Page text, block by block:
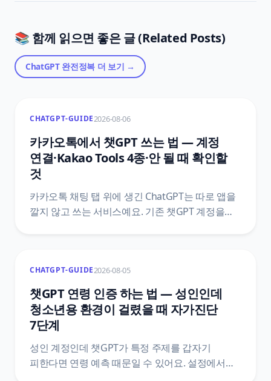
📚 함께 읽으면 좋은 글 (Related Posts)
ChatGPT 완전정복 더 보기 →
CHATGPT-GUIDE2026-08-06
카카오톡에서 챗GPT 쓰는 법 — 계정
연결·Kakao Tools 4종·안 될 때 확인할
것
카카오톡 채팅 탭 위에 생긴 ChatGPT는 따로 앱을
깔지 않고 쓰는 서비스예요. 기존 챗GPT 계정을
고객센터와 오픈AI 공식 문서 기준으로
정리했어요.
CHATGPT-GUIDE2026-08-05
챗GPT 연령 인증 하는 법 — 성인인데
청소년용 환경이 걸렸을 때 자가진단
7단계
성인 계정인데 챗GPT가 특정 주제를 갑자기
피한다면 연령 예측 때문일 수 있어요. 설정에서